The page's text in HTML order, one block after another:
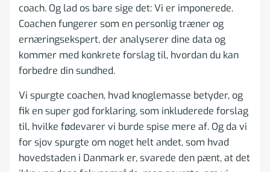
coach. Og lad os bare sige det: Vi er imponerede.
Coachen fungerer som en personlig træner og
ernæringsekspert, der analyserer dine data og
kommer med konkrete forslag til, hvordan du kan
forbedre din sundhed.
Vi spurgte coachen, hvad knoglemasse betyder, og
fik en super god forklaring, som inkluderede forslag
til, hvilke fødevarer vi burde spise mere af. Og da vi
for sjov spurgte om noget helt andet, som hvad
hovedstaden i Danmark er, svarede den pænt, at det